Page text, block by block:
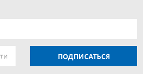
ПОДПИСАТЬСЯ